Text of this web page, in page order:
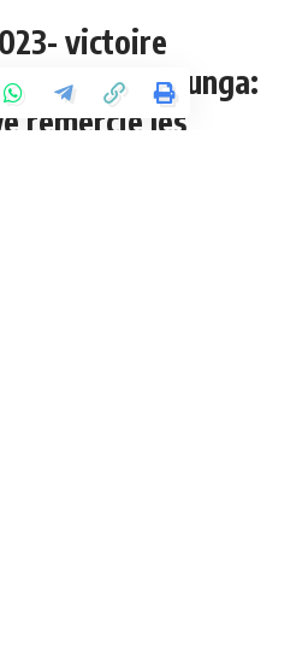
victoire
à Lukunga:
remercie les